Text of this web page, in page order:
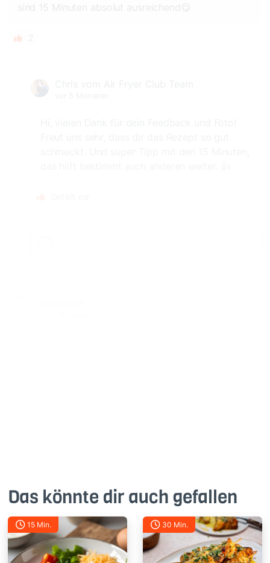
sind 15 Minuten absolut ausreichend😋
Das könnte dir auch gefallen
15 Min. 30 Min.